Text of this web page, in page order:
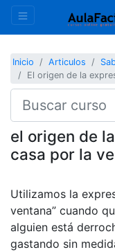
Inicio Articulos
El origen de la
el origen de
casa por la
Utilizamos la
ventana” cuando
alguien está
gastando sin